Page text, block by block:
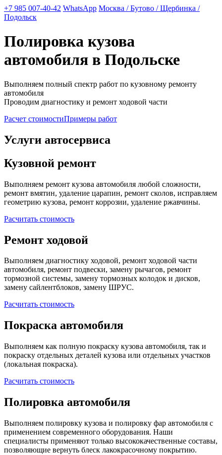
+7 985 007-40-42 WhatsApp Москва / Бутово / Щербинка /
Подольск
Полировка кузова
автомобиля в Подольске
Выполняем полный спектр работ по кузовному ремонту
автомобиля
Проводим диагностику и ремонт ходовой части
Расчет стоимостиПримеры работ
Услуги автосервиса
Кузовной ремонт
Выполняем ремонт кузова автомобиля любой сложности,
ремонт вмятин, удаление царапин, ремонт сколов, исправляем
геометрию кузова, ремонт коррозии, удаление ржавчины.
Расчитать стоимость
Ремонт ходовой
Выполняем диагностику ходовой, ремонт ходовой части
автомобиля, ремонт подвески, замену рычагов, ремонт
тормозной системы, замену тормозных колодок и дисков,
замену сайлентблоков, замену ШРУС.
Расчитать стоимость
Покраска автомобиля
Выполняем как полную покраску кузова автомобиля, так и
покраску отдельных деталей кузова или отдельных участков
(локальная покраска).
Расчитать стоимость
Полировка автомобиля
Выполняем полировку кузова и полировку фар автомобиля с
применением современного оборудования. Наши
специалисты применяют только высококачественные составы,
позволяющие вернуть блеск лакокрасочному покрытию.